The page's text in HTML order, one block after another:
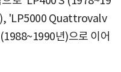
'LP5000 Quattrovalv
년)으로 이어